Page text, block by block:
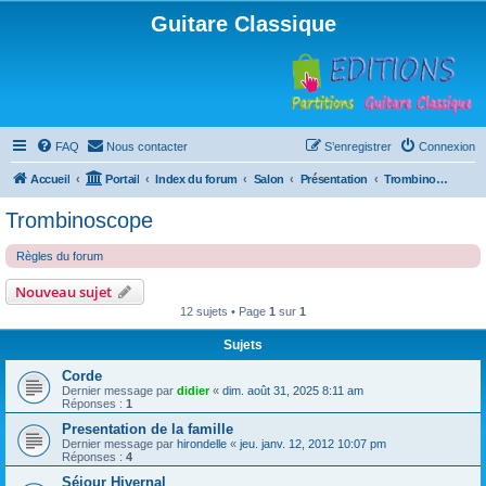
Guitare Classique
FAQ Nous contacter Connexion
S’enregistrer
Accueil Portail Index du forum Salon Présentation Trombinoscope
Trombinoscope
Règles du forum
Nouveau sujet
12 sujets • Page 1 sur 1
Sujets
Corde
Dernier message par didier« dim. août 31, 2025 8:11 am
Réponses : 1
Presentation de la famille
Dernier message par hirondelle « jeu. janv. 12, 2012 10:07 pm
Réponses : 4
Séjour Hivernal